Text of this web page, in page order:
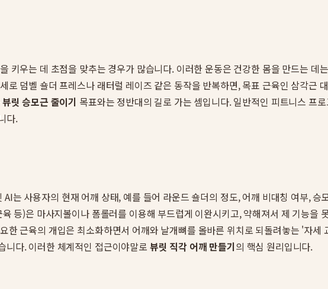
키우는 데 초점을 맞추는 경우가 많습니다. 이러한 운동은 건강한 몸을 만드는 데
덤벨 숄더 프레스나 래터럴 레이즈 같은 동작을 반복하면, 목표 근육인 삼각근
뷰릿 승모근 줄이기 목표와는 정반대의 길로 가는 셈입니다. 일반적인 피트니스 프
다.
는 사용자의 현재 어깨 상태, 예를 들어 라운드 숄더의 정도, 어깨 비대칭 여부, 승
등)은 마사지볼이나 폼롤러를 이용해 부드럽게 이완시키고, 약해져서 제 기능을
한 근육의 개입은 최소화하면서 어깨와 날개뼈를 올바른 위치로 되돌려놓는 '자
니다. 이러한 체계적인 접근이야말로 뷰릿 직각 어깨 만들기의 핵심 원리입니다.